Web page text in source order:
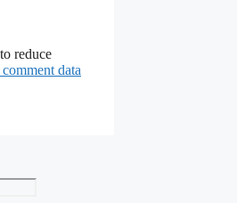
reduce
data